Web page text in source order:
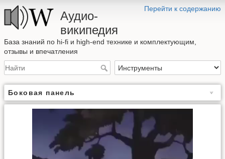
Перейти к содержанию
Аудио-
википедия
База знаний по hi-fi и high-end технике и комплектующим,
отзывы и впечатления
Боковая панель